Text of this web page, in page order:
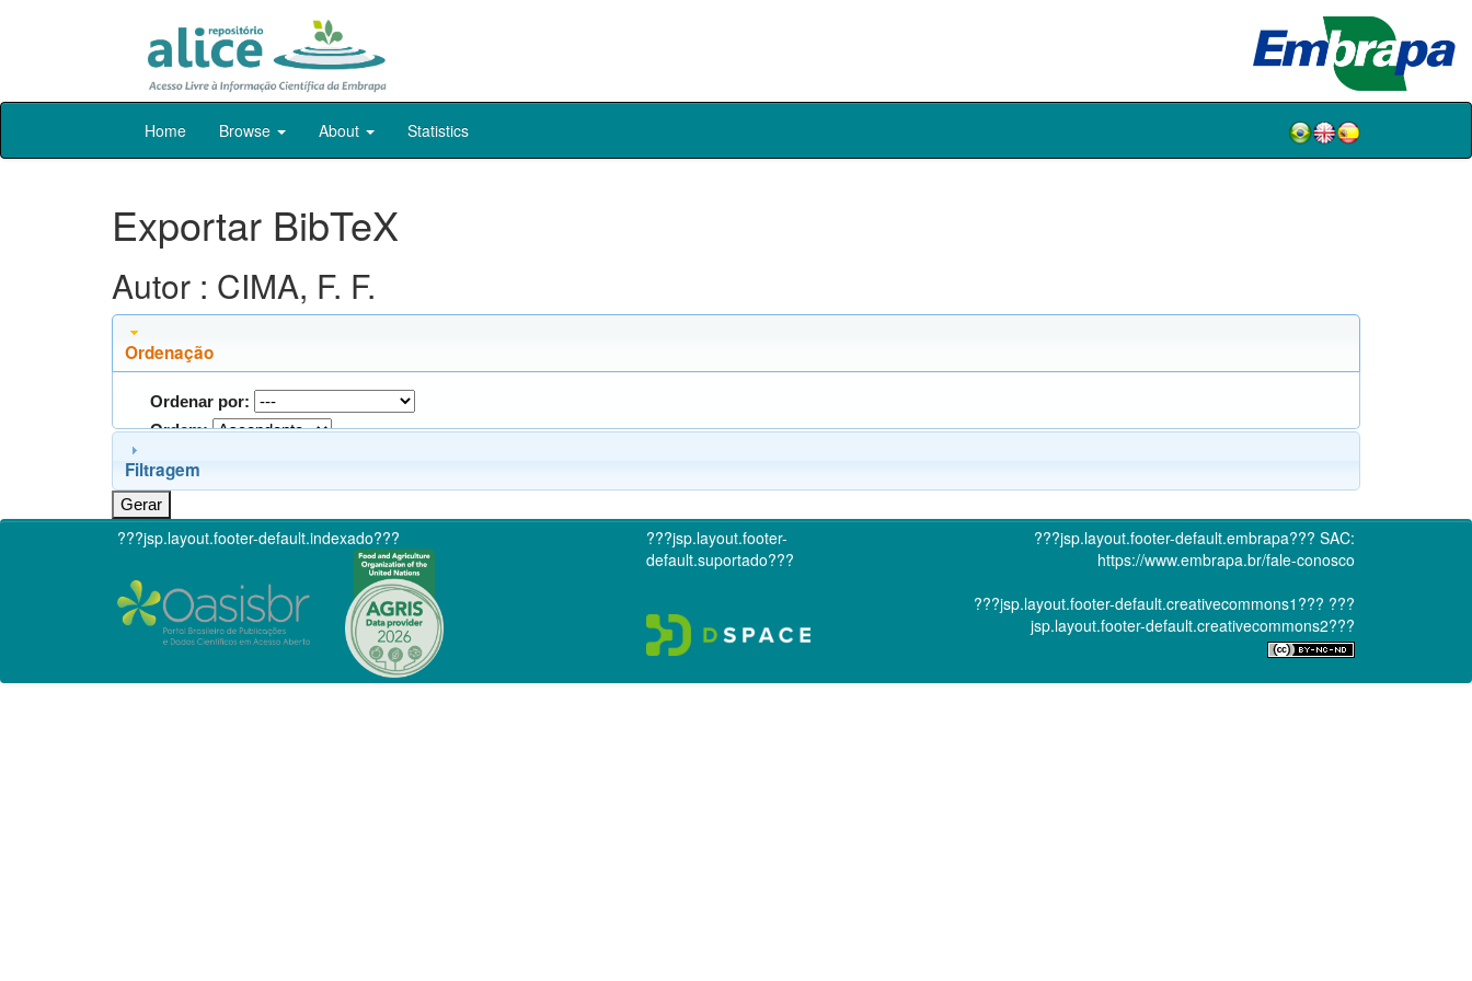
Skip
Home Browse About Statistics
Exportar BibTeX
Autor : CIMA, F. F.
Ordenação
Ordenar por:
Ordem:
Filtragem
???jsp.layout.footer-default.indexado???
???jsp.layout.footer-
default.suportado???
???jsp.layout.footer-default.embrapa??? SAC:
https://www.embrapa.br/fale-conosco
???jsp.layout.footer-default.creativecommons1??? ???
jsp.layout.footer-default.creativecommons2???